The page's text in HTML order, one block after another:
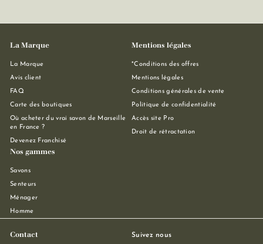
La Marque
La Marque
Avis client
FAQ
Carte des boutiques
Où acheter du vrai savon de Marseille
en France ?
Devenez Franchisé
Mentions légales
*Conditions des offres
Mentions légales
Conditions générales de vente
Politique de confidentialité
Accès site Pro
Droit de rétractation
Nos gammes
Savons
Senteurs
Ménager
Homme
Contact Suivez nous